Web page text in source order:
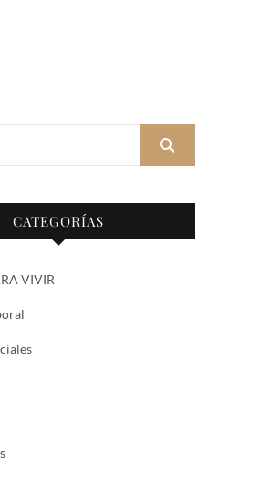
Buscar
CATEGORÍAS
VIVIR